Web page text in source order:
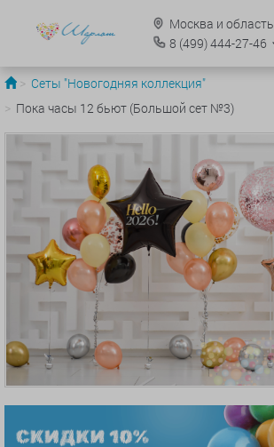
Москва и область
8 (499)444-27-46
Сеты "Новогодняя коллекция"
Пока часы 12 бьют (Большой сет №3)